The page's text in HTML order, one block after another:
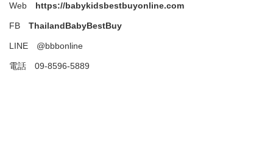
Web https://babykidsbestbuyonline.com
FB ThailandBabyBestBuy
LINE @bbbonline
電話 09-8596-5889